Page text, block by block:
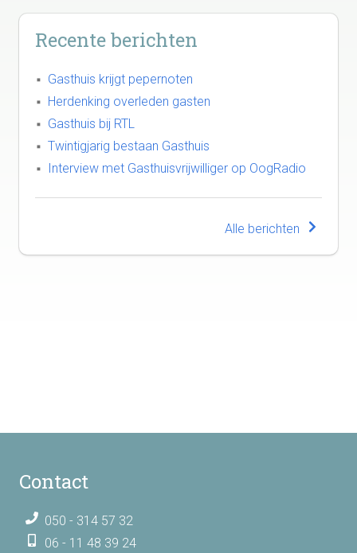
Recente berichten
Gasthuis krijgt pepernoten
Herdenking overleden gasten
Gasthuis bij RTL
Twintigjarig bestaan Gasthuis
Interview met Gasthuisvrijwilliger op OogRadio
Alle berichten
Contact
050 - 314 57 32
06 - 11 48 39 24